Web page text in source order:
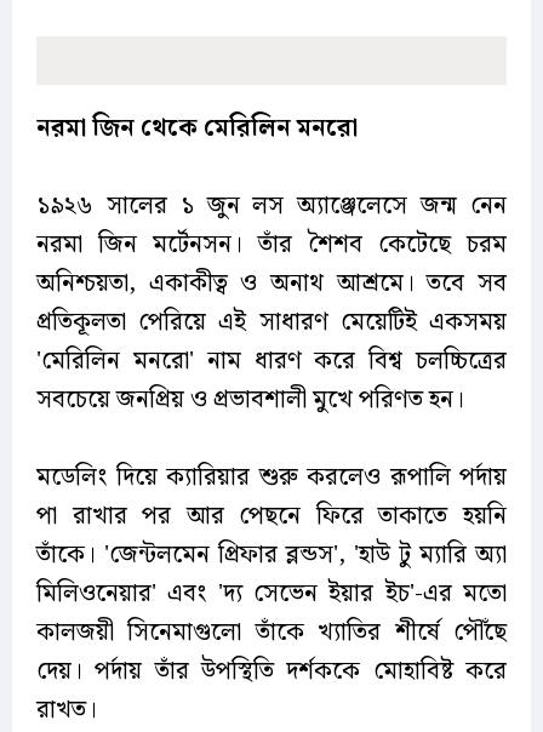
নরমাজিনথেকেমেরিলিনমনরো
১৯২৬ সালের ১ জুন লস অ্যাঞ্জেলেসে জন্ম নেন
নরমা জিন মর্টেনসন। তাঁর শৈশব কেটেছে চরম
অনিশ্চয়তা, একাকীত্ব ও অনাথ আশ্রমে। তবে সব
প্রতিকূলতা পেরিয়ে এই সাধারণ মেয়েটিই একসময়
'মেরিলিন মনরো' নাম ধারণ করে বিশ্ব চলচ্চিত্রের
সবচেয়ে জনপ্রিয় ও প্রভাবশালী মুখে পরিণত হন।
মডেলিং দিয়ে ক্যারিয়ার শুরু করলেও রূপালি পর্দায়
পা রাখার পর আর পেছনে ফিরে তাকাতে হয়নি
তাঁকে। 'জেন্টলমেন প্রিফার ব্লন্ডস', 'হাউ টু ম্যারি অ্যা
মিলিওনেয়ার' এবং 'দ্য সেভেন ইয়ার ইচ'-এর মতো
কালজয়ী সিনেমাগুলো তাঁকে খ্যাতির শীর্ষে পৌঁছে
দেয়। পর্দায় তাঁর উপস্থিতি দর্শককে মোহাবিষ্ট করে
রাখত।